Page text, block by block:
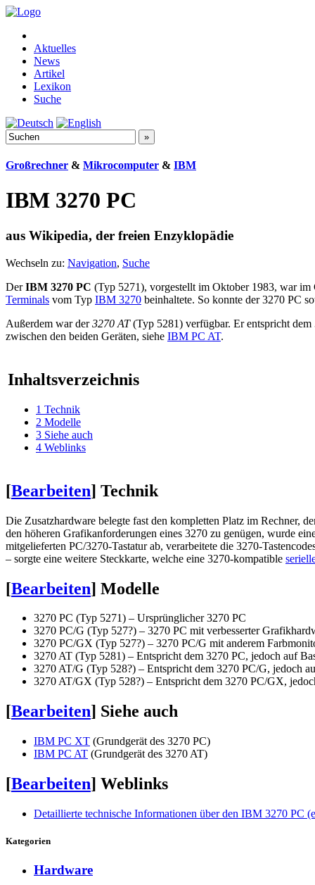
Aktuelles
News
Artikel
Lexikon
Suche
Großrechner & Mikrocomputer & IBM
IBM 3270 PC
aus Wikipedia, der freien Enzyklopädie
Wechseln zu: Navigation, Suche
DerIBM 3270 PC (Typ 5271), vorgestellt im Oktober 1983, war
Terminals vom Typ IBM 3270 beinhaltete. So konnte der 3270 PC
Außerdem war der3270 AT(Typ 5281) verfügbar. Er entspricht
zwischen den beiden Geräten, siehe IBM PC AT.
Inhaltsverzeichnis
1 Technik
2 Modelle
3 Siehe auch
4 Weblinks
[Bearbeiten] Technik
Die Zusatzhardware belegte fast den kompletten Platz im Rechner,
den höheren Grafikanforderungen eines 3270 zu genügen, wurde
mitgelieferten PC/3270-Tastatur ab, verarbeitete die 3270-
– sorgte eine weitere Steckkarte, welche eine 3270-kompatible
[Bearbeiten] Modelle
3270 PC (Typ 5271) – Ursprünglicher 3270 PC
3270 PC/G (Typ 527?) – 3270 PC mit verbesserter
3270 PC/GX (Typ 527?) – 3270 PC/G mit anderem
3270 AT (Typ 5281) – Entspricht dem 3270 PC, jedoch auf
3270 AT/G (Typ 528?) – Entspricht dem 3270 PC/G, jedoch
3270 AT/GX (Typ 528?) – Entspricht dem 3270 PC/GX,
[Bearbeiten] Siehe auch
IBM PC XT (Grundgerät des 3270 PC)
IBM PC AT (Grundgerät des 3270 AT)
[Bearbeiten] Weblinks
Detaillierte technische Informationen über den IBM 3270 PC
Kategorien
Hardware